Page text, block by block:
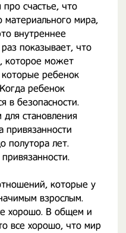
про счастье, что
материального мира,
внутреннее
показывает, что
которое может
ребенок
ребенок
в безопасности.
становления
привязанности
полутора лет.
которые у
взрослым.
хорошо. В общем и
все хорошо, что мир